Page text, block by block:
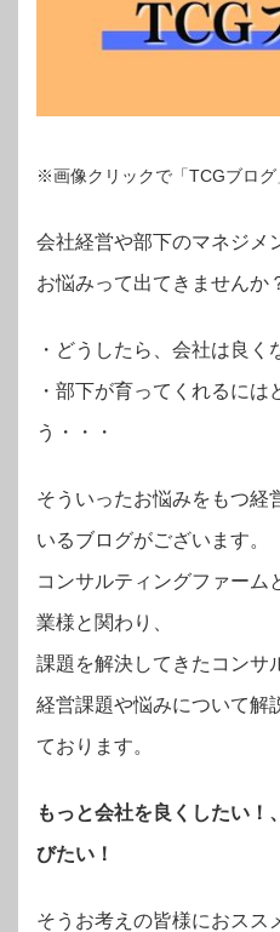
※画像クリックで「TCGブロ
会社経営や部下のマネジメ
お悩みって出てきませんか
・ どうしたら、会社は良く
・部下が育ってくれるには
う・・・
そういったお悩みをもつ経
いるブログがございます。
コンサルティングファーム
業様と関わり、
課題を解決してきたコンサ
経営課題や悩みについて解
ております。
もっと会社を良くしたい！
びたい！
そうお考えの皆様におスス